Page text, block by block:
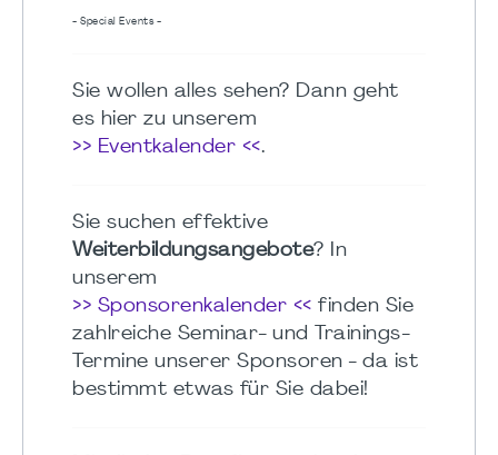
- Special Events -
Sie wollen alles sehen? Dann geht
es hier zu unserem
>> Eventkalender <<.
Sie suchen effektive
Weiterbildungsangebote? In
unserem
>> Sponsorenkalender << finden Sie
zahlreiche Seminar- und Trainings-
Termine unserer Sponsoren - da ist
bestimmt etwas für Sie dabei!